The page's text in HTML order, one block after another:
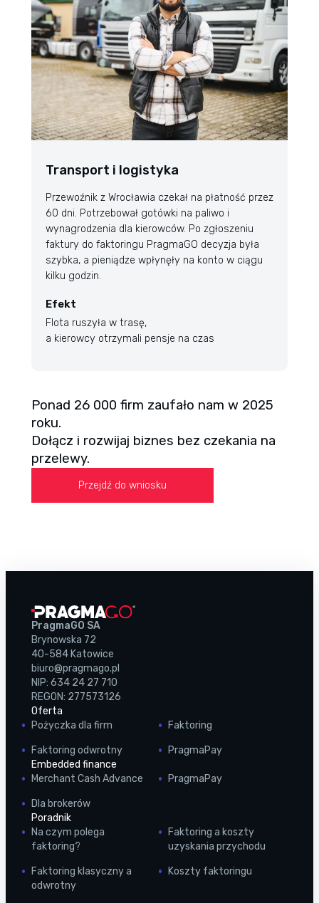
Transport i logistyka
Przewoźnik z Wrocławia czekał na płatność przez
60 dni. Potrzebował gotówki na paliwo i
wynagrodzenia dla kierowców. Po zgłoszeniu
faktury do faktoringu PragmaGO decyzja była
szybka, a pieniądze wpłynęły na konto w ciągu
kilku godzin.
Efekt
Flota ruszyła w trasę,
a kierowcy otrzymali pensje na czas
Ponad 26 000 firm zaufało nam w 2025
roku.
Dołącz i rozwijaj biznes bez czekania na
przelewy.
Przejdź do wniosku
PragmaGO SA
Brynowska 72
40-584 Katowice
biuro@pragmago.pl
NIP: 634 24 27 710
REGON: 277573126
Oferta
Pożyczka dla firm
Faktoring
Faktoring odwrotny
PragmaPay
Embedded finance
Merchant Cash Advance
PragmaPay
Dla brokerów
Poradnik
Na czym polega
faktoring?
Faktoring a koszty
uzyskania przychodu
Faktoring klasyczny a
odwrotny
Koszty faktoringu